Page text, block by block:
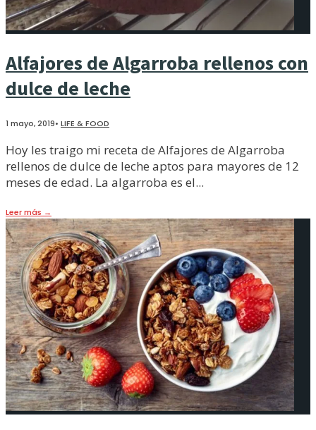
Alfajores de Algarroba rellenos con
dulce de leche
1 mayo, 2019• LIFE & FOOD
Hoy les traigo mi receta de Alfajores de Algarroba
rellenos de dulce de leche aptos para mayores de 12
meses de edad. La algarroba es el...
Leer más →